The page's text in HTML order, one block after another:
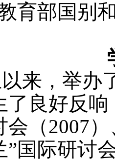
育部国别
来，举办
了良好反
会（2007
”国际研讨